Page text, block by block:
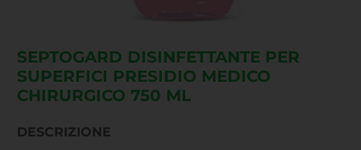
SEPTOGARD DISINFETTANTE PER
SUPERFICI PRESIDIO MEDICO
CHIRURGICO 750 ML
DESCRIZIONE